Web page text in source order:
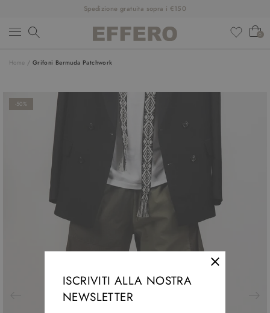
Spedizione gratuita sopra i €150
0
ABBIGLIAMENTO
ACCESSORI
DESIGNER
ISCRIVITI ALLA NOSTRA
NEWSLETTER
Home / Grifoni Bermuda Patchwork
-50%